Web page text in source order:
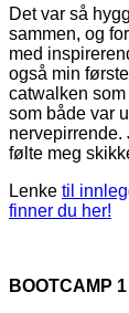
Det var så
sammen, og
med
også min
catwalken
som både var
følte meg
Lenke til
finner du her!
BOOTCAMP 1